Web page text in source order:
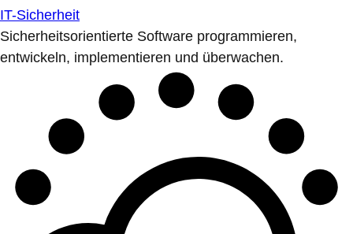
IT-Sicherheit
Sicherheitsorientierte Software programmieren,
entwickeln, implementieren und überwachen.